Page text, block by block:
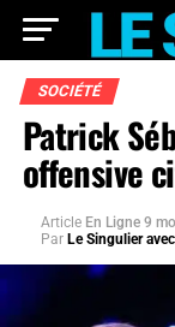
SOCIÉTÉ
Patrick
offensive
Article En Ligne 9
Par Le Singulier